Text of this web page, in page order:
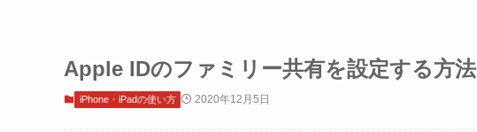
Apple IDのファミリー共有を設定する方法
iPhone・iPadの使い方 2020年12月5日